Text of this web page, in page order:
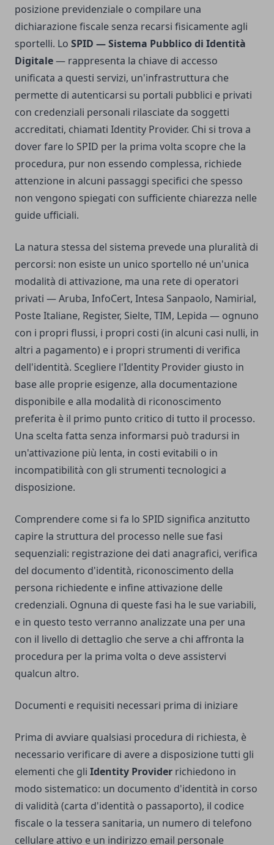
posizione previdenziale o compilare una
dichiarazione fiscale senza recarsi fisicamente agli
sportelli. Lo SPID — Sistema Pubblico di Identità
Digitale— rappresenta la chiave di accesso
unificata a questi servizi, un'infrastruttura che
permette di autenticarsi su portali pubblici e privati
con credenziali personali rilasciate da soggetti
accreditati, chiamati Identity Provider. Chi si trova a
dover fare lo SPID per la prima volta scopre che la
procedura, pur non essendo complessa, richiede
attenzione in alcuni passaggi specifici che spesso
non vengono spiegati con sufficiente chiarezza nelle
guide ufficiali.
La natura stessa del sistema prevede una pluralità di
percorsi: non esiste un unico sportello né un'unica
modalità di attivazione, ma una rete di operatori
privati — Aruba, InfoCert, Intesa Sanpaolo, Namirial,
Poste Italiane, Register, Sielte, TIM, Lepida — ognuno
con i propri flussi, i propri costi (in alcuni casi nulli, in
altri a pagamento) e i propri strumenti di verifica
dell'identità. Scegliere l'Identity Provider giusto in
base alle proprie esigenze, alla documentazione
disponibile e alla modalità di riconoscimento
preferita è il primo punto critico di tutto il processo.
Una scelta fatta senza informarsi può tradursi in
un'attivazione più lenta, in costi evitabili o in
incompatibilità con gli strumenti tecnologici a
disposizione.
Comprendere come si fa lo SPID significa anzitutto
capire la struttura del processo nelle sue fasi
sequenziali: registrazione dei dati anagrafici, verifica
del documento d'identità, riconoscimento della
persona richiedente e infine attivazione delle
credenziali. Ognuna di queste fasi ha le sue variabili,
e in questo testo verranno analizzate una per una
con il livello di dettaglio che serve a chi affronta la
procedura per la prima volta o deve assistervi
qualcun altro.
Documenti e requisiti necessari prima di iniziare
Prima di avviare qualsiasi procedura di richiesta, è
necessario verificare di avere a disposizione tutti gli
elementi che gli Identity Provider richiedono in
modo sistematico: un documento d'identità in corso
di validità (carta d'identità o passaporto), il codice
fiscale o la tessera sanitaria, un numero di telefono
cellulare attivo e un indirizzo email personale